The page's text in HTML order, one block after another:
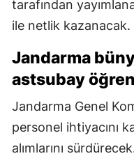
tarafından
ile netlik kazanacak.
Jandarma
astsubay
Jandarma Genel
personel ihtiyacını
alımlarını